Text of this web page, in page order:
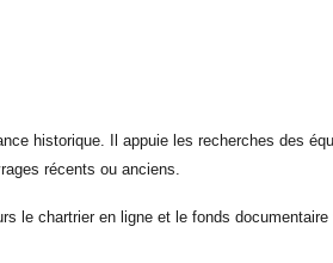
historique. Il appuie les recherches des
récents ou anciens.
le chartrier en ligne et le fonds